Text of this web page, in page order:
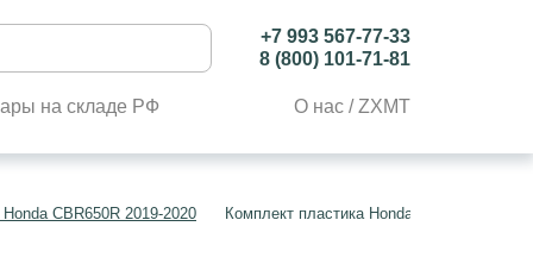
+7 993 567-77-33
8 (800) 101-71-81
на складе РФ О нас / ZXMT
CBR650R 2019-2020 Комплект пластика Honda CBR650R